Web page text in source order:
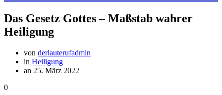
Das Gesetz Gottes – Maßstab wahrer
Heiligung
von derlauterufadmin
in Heiligung
an 25. März 2022
0